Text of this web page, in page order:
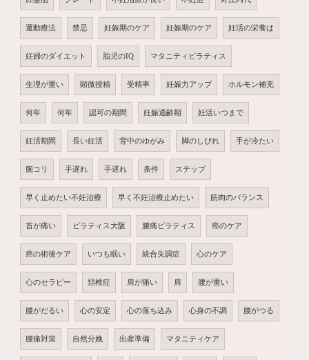
運動療法 禁忌 妊娠期のケア 妊娠期のケア 妊活の栄養は
妊婦のダイエット 胎児のIQ マタニティピラティス
生理が重い 顕微授精 受精率 妊娠力アップ ホルモン補充
何年 何年 認可の期間 妊娠適齢期 妊活いつまで
妊活期間 長い妊活 背中のゆがみ 脚のしびれ 手が冷たい
腕コリ 手遅れ 手遅れ 条件 ステップ
早く止めたい不妊治療 早く不妊治療止めたい 筋肉のバランス
首が痛い ピラティス大阪 腰痛ピラティス 癌のケア
癌の術後ケア いつも眠い 統合失調症 心のケア
心のセラピー 頚椎症 肩が痛い 肩 腰が重い
腰がだるい 心の安定 心の落ち込み 心身の不調 腰がつる
腰痛対策 自然分娩 出産準備 マタニティケア